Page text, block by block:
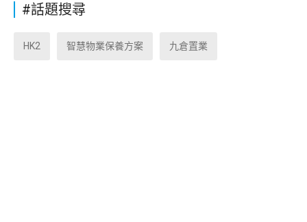
#話題搜尋
HK2 智慧物業保養方案 九倉置業